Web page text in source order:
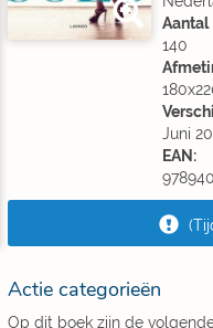
Aantal
140
Juni
EAN:
Actie categorieën
Op dit boek zijn de